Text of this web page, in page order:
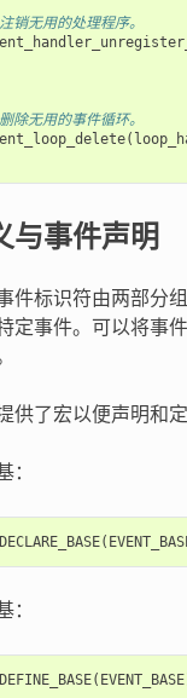
无用的处理程序。
无用的事件循环。
(
与事件声明
件标识符由两部分
定事件。可以将事
供了宏以便声明和定
：
(
：
( EVENT_BASE